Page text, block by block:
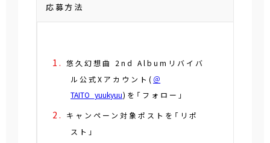
応募方法
悠久幻想曲 2nd Albumリバイバ
ル公式Xアカウント( ＠
TAITO_yuukyuu)を「フォロー」
キャンペーン対象ポストを「リポ
スト」